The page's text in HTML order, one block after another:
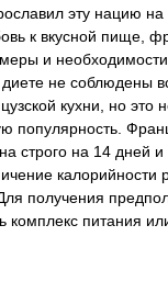
эту нацию
к вкусной пище,
и
не соблюдены
кухни, но это
популярность.
строго на 14 дней
калорийности
получения
комплекс питания